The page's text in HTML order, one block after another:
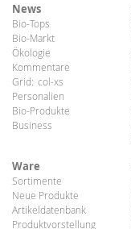
News
Bio-Tops
Bio-Markt
Ökologie
Kommentare
Grid: col-xs
Personalien
Bio-Produkte
Business
Ware
Sortimente
Neue Produkte
Artikeldatenbank
Produktvorstellung